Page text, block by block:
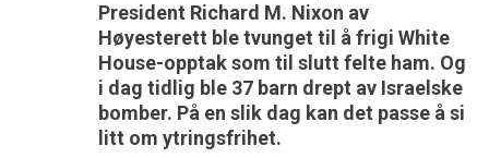
President Richard M. Nixon av
Høyesterett ble tvunget til å frigi White
House-opptak som til slutt felte ham. Og
i dag tidlig ble 37 barn drept av Israelske
bomber. På en slik dag kan det passe å si
litt om ytringsfrihet.